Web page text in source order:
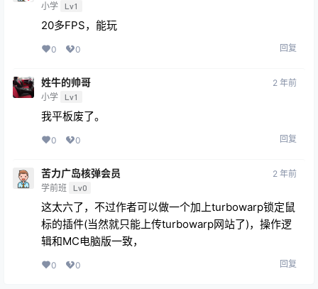
小学 Lv1
20多FPS，能玩
0 0 回复
姓牛的帅哥
小学 Lv1
2 年前
我平板废了。
0 0 回复
苦力广岛核弹会员
学前班 Lv0
2 年前
这太六了，不过作者可以做一个加上turbowarp锁定鼠
标的插件(当然就只能上传turbowarp网站了)，操作逻
辑和MC电脑版一致，
0 0 回复